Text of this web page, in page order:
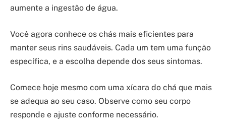
aumente a ingestão de água.
Você agora conhece os chás mais eficientes para
manter seus rins saudáveis. Cada um tem uma função
específica, e a escolha depende dos seus sintomas.
Comece hoje mesmo com uma xícara do chá que mais
se adequa ao seu caso. Observe como seu corpo
responde e ajuste conforme necessário.